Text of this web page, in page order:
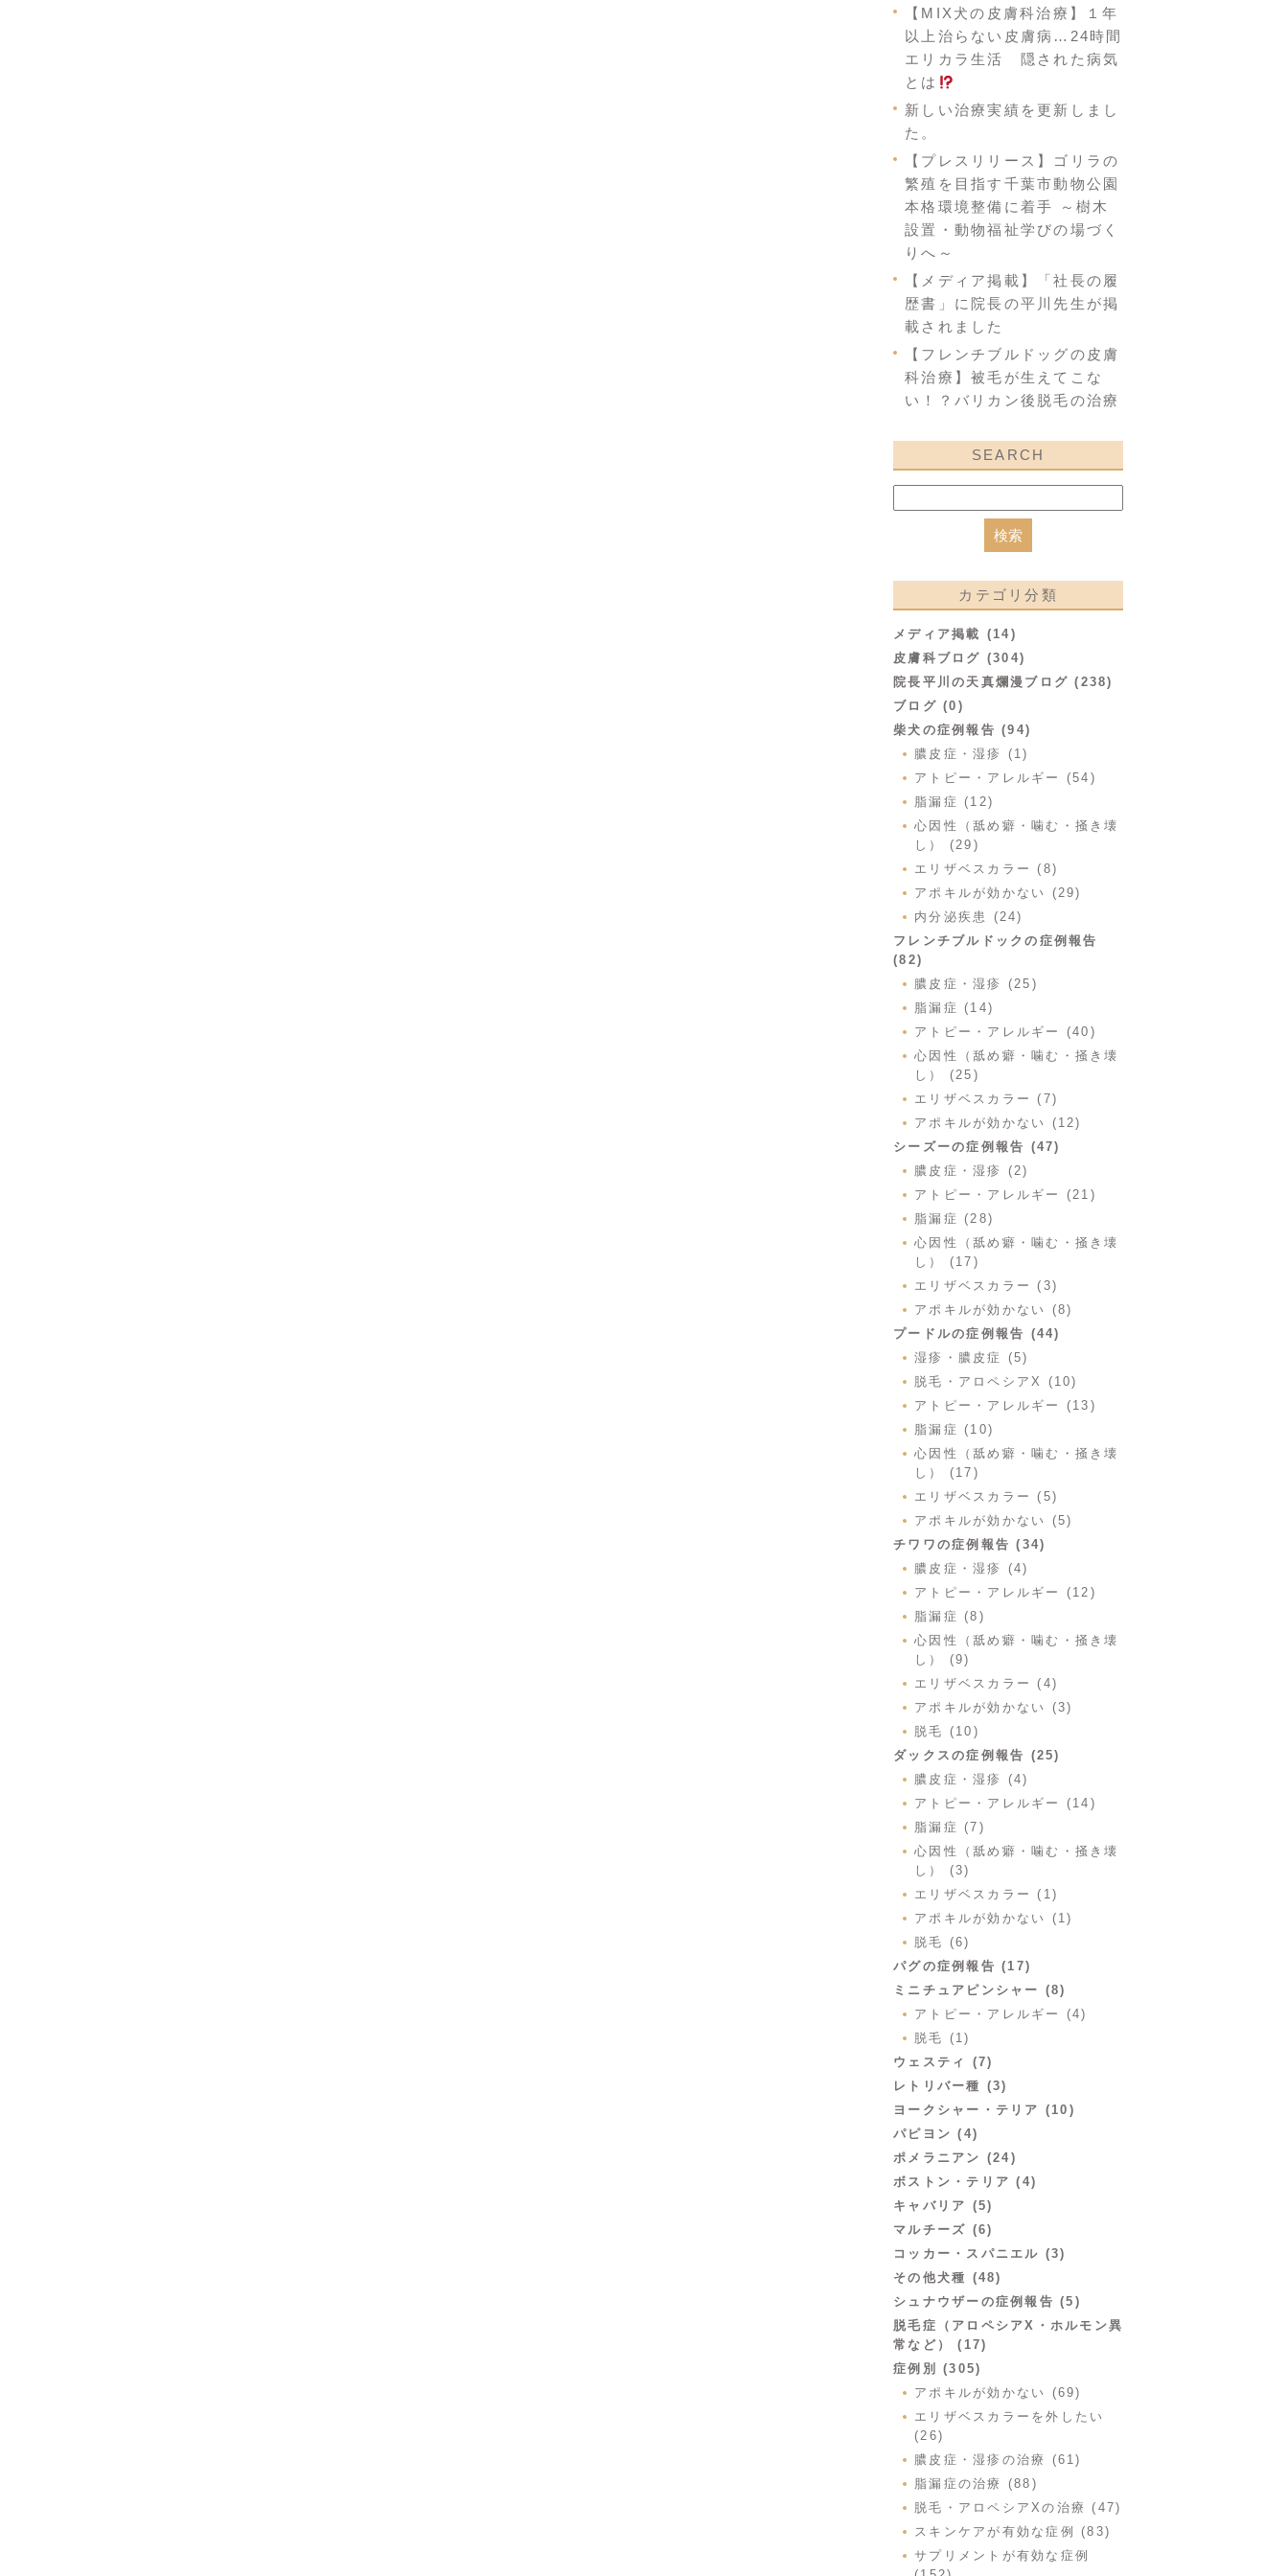
【MIX犬の皮膚科治療】１年
以上治らない皮膚病…24時間
エリカラ生活 隠された病気
とは
新しい治療実績を更新しまし
た。
【プレスリリース】ゴリラの
繁殖を目指す千葉市動物公園
本格環境整備に着手 ～樹木
設置・動物福祉学びの場づく
りへ～
【メディア掲載】「社長の履
歴書」に院長の平川先生が掲
載されました
【フレンチブルドッグの皮膚
科治療】被毛が生えてこな
い！？バリカン後脱毛の治療
SEARCH
カテゴリ分類
メディア掲載 (14)
皮膚科ブログ (304)
院長平川の天真爛漫ブログ (238)
ブログ (0)
柴犬の症例報告 (94)
膿皮症・湿疹 (1)
アトピー・アレルギー (54)
脂漏症 (12)
心因性（舐め癖・噛む・掻き壊
し） (29)
エリザベスカラー (8)
アポキルが効かない (29)
内分泌疾患 (24)
フレンチブルドックの症例報告
(82)
膿皮症・湿疹 (25)
脂漏症 (14)
アトピー・アレルギー (40)
心因性（舐め癖・噛む・掻き壊
し） (25)
エリザベスカラー (7)
アポキルが効かない (12)
シーズーの症例報告 (47)
膿皮症・湿疹 (2)
アトピー・アレルギー (21)
脂漏症 (28)
心因性（舐め癖・噛む・掻き壊
し） (17)
エリザベスカラー (3)
アポキルが効かない (8)
プードルの症例報告 (44)
湿疹・膿皮症 (5)
脱毛・アロペシアX (10)
アトピー・アレルギー (13)
脂漏症 (10)
心因性（舐め癖・噛む・掻き壊
し） (17)
エリザベスカラー (5)
アポキルが効かない (5)
チワワの症例報告 (34)
膿皮症・湿疹 (4)
アトピー・アレルギー (12)
脂漏症 (8)
心因性（舐め癖・噛む・掻き壊
し） (9)
エリザベスカラー (4)
アポキルが効かない (3)
脱毛 (10)
ダックスの症例報告 (25)
膿皮症・湿疹 (4)
アトピー・アレルギー (14)
脂漏症 (7)
心因性（舐め癖・噛む・掻き壊
し） (3)
エリザベスカラー (1)
アポキルが効かない (1)
脱毛 (6)
パグの症例報告 (17)
ミニチュアピンシャー (8)
アトピー・アレルギー (4)
脱毛 (1)
ウェスティ (7)
レトリバー種 (3)
ヨークシャー・テリア (10)
パピヨン (4)
ポメラニアン (24)
ボストン・テリア (4)
キャバリア (5)
マルチーズ (6)
コッカー・スパニエル (3)
その他犬種 (48)
シュナウザーの症例報告 (5)
脱毛症（アロペシアX・ホルモン異
常など） (17)
症例別 (305)
アポキルが効かない (69)
エリザベスカラーを外したい
(26)
膿皮症・湿疹の治療 (61)
脂漏症の治療 (88)
脱毛・アロペシアXの治療 (47)
スキンケアが有効な症例 (83)
サプリメントが有効な症例